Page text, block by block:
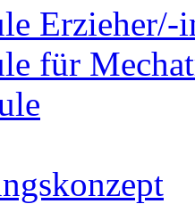
Erzieher/-
für